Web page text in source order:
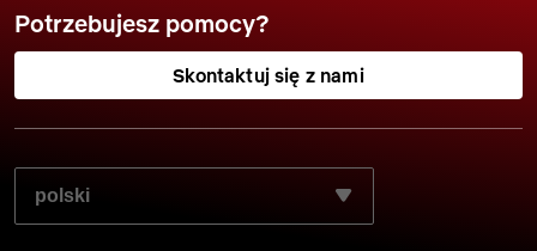
Potrzebujesz pomocy?
Skontaktuj się z nami
WYBIERZ PREFEROWANY JĘZYK: